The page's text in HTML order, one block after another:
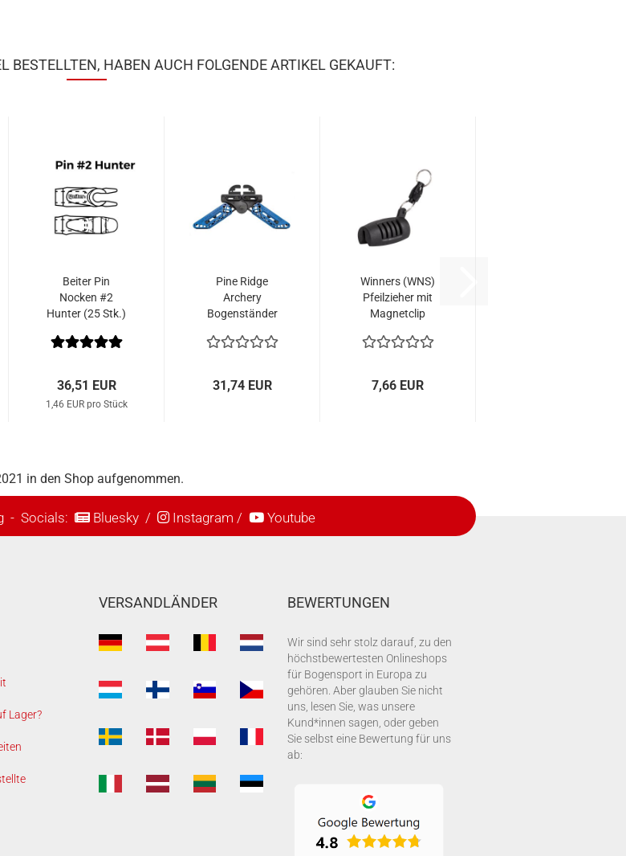
BESTELLTEN, HABEN AUCH FOLGENDE ARTIKEL GEKAUFT:
Beiter Pin
Nocken #2
Hunter (25 Stk.)
36,51 EUR
1,46 EUR pro Stück
Pine Ridge
Archery
Bogenständer
31,74 EUR
Winners (WNS)
Pfeilzieher mit
Magnetclip
7,66 EUR
in den Shop aufgenommen.
- Socials: Bluesky/ Instagram / Youtube
Lager?
VERSANDLÄNDER BEWERTUNGEN
Wir sind sehr stolz darauf, zu den
höchstbewertesten Onlineshops
für Bogensport in Europa zu
gehören. Aber glauben Sie nicht
uns, lesen Sie, was unsere
Kund*innen sagen, oder geben
Sie selbst eine Bewertung für uns
ab: